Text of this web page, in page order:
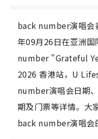
back number演唱
年09月26日在亚洲
number "Grateful
2026 香港站，U
number演唱会日期
期及门票等详情。大
back number演唱会